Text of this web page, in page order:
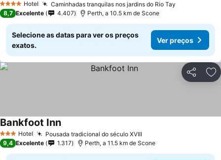
4 EstrelasHotel Caminhadas tranquilas nos jardins do Rio Tay
8,7 Excelente 4.407 Perth, a 10.5 km de Scone
Selecione as datas para ver os preços
exatos.
Ver preços
Partilhar
3 EstrelasHotel Pousada tradicional do século XVIII
Bankfoot Inn
9,4 Excelente 1.317 Perth, a 11.5 km de Scone